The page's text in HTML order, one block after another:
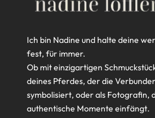
Ich bin Nadine und halte deine
fest, für immer.
Ob mit einzigartigen
deines Pferdes, der die
symbolisiert, oder als Fotografin,
authentische Momente einfängt.